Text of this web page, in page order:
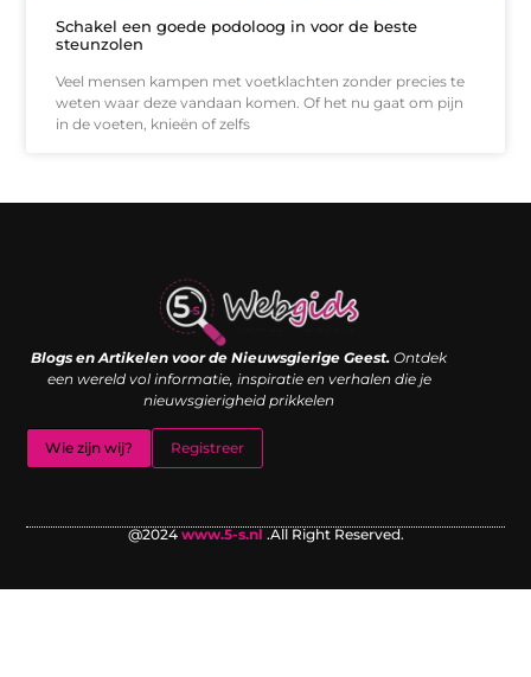
Schakel een goede podoloog in voor de beste
steunzolen
Veel mensen kampen met voetklachten zonder precies te
weten waar deze vandaan komen. Of het nu gaat om pijn
in de voeten, knieën of zelfs
Blogs en Artikelen voor de Nieuwsgierige Geest. Ontdek
een wereld vol informatie, inspiratie en verhalen die je
nieuwsgierigheid prikkelen
Wie zijn wij? Registreer
@2024www.5-s.nl .All Right Reserved.